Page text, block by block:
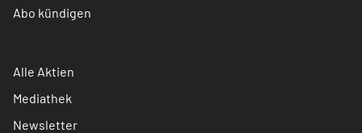
Abo kündigen
Alle Aktien
Mediathek
Newsletter